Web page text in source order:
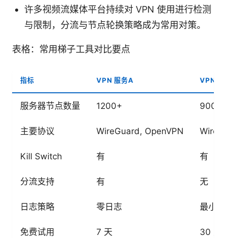
许多视频流媒体平台持续对 VPN 使用进行检测
与限制，分流与节点轮换策略成为常用对策。
表格：常用梯子工具对比要点
指标 VPN 服务A VPN 服
服务器节点数量 1200+ 900+
主要协议 WireGuard, OpenVPN
Kill Switch 有 有
分流支持 有 无
日志策略 零日志 最小
免费试用 7 天 30 天